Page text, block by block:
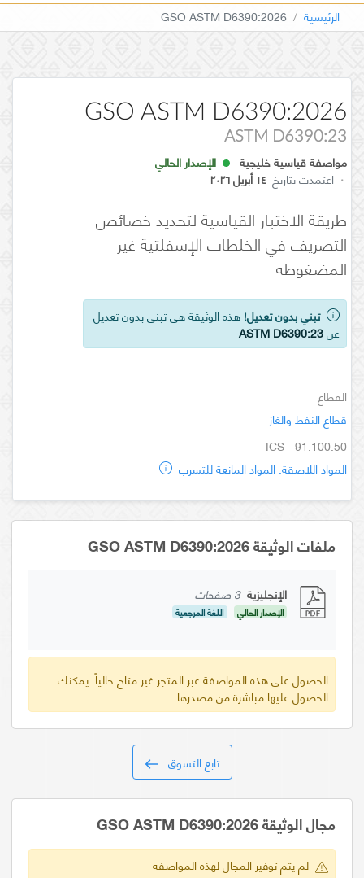
الرئيسية GSO ASTM D6390:2026
GSO ASTM D6390:2026
ASTM D6390:23
مواصفة قياسية خليجية
الإصدار الحالي
· اعتمدت بتاريخ ١٤ أبريل ٢٠٢٦
طريقة الاختبار القياسية لتحديد خصائص
التصريف في الخلطات الإسفلتية غير
المضغوطة
تبني بدون تعديل! هذه الوثيقة هي تبني بدون تعديل
عنASTM D6390:23
القطاع
قطاع النفط والغاز
ICS - 91.100.50
المواد اللاصقة. المواد المانعة للتسرب
ملفات الوثيقة GSO ASTM D6390:2026
الإنجليزية 3 صفحات
الإصدار الحالي اللغة المرجعية
الحصول على هذه المواصفة عبر المتجر غير متاح حالياً. يمكنك
الحصول عليها مباشرة من مصدرها.
تابع التسوق
مجال الوثيقة GSO ASTM D6390:2026
لم يتم توفير المجال لهذه المواصفة